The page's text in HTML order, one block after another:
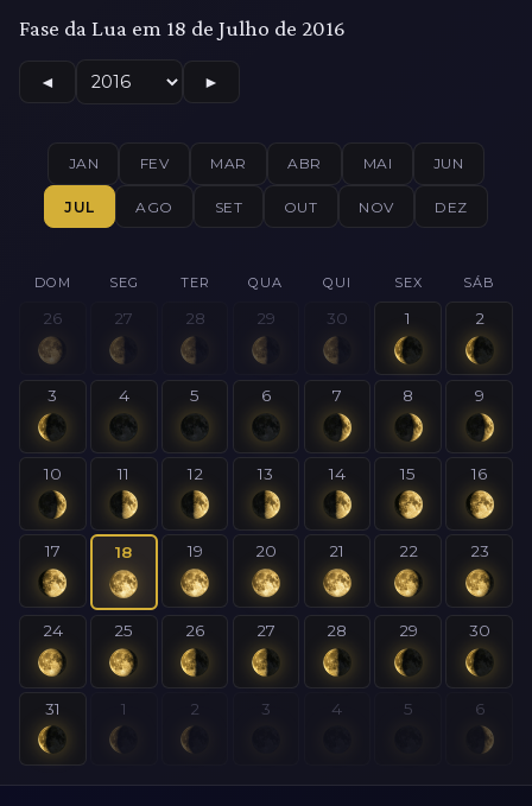
Fase da Lua em 18 de Julho de 2016
◄ ►
JAN FEV MAR ABR MAI JUN
JUL AGO SET OUT NOV DEZ
DOM SEG TER QUA QUI SEX SÁB
26 27 28 29 30 1 2
3 4 5 6 7 8 9
10 11 12 13 14 15 16
17 18 19 20 21 22 23
24 25 26 27 28 29 30
31 1 2 3 4 5 6